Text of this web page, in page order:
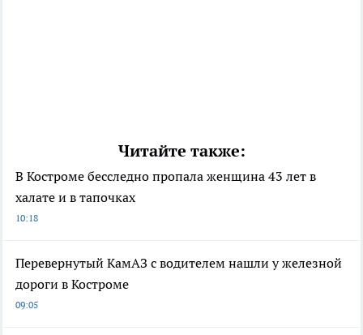
Читайте также:
В Костроме бесследно пропала женщина 43 лет в
халате и в тапочках
10:18
Перевернутый КамАЗ с водителем нашли у железной
дороги в Костроме
09:05